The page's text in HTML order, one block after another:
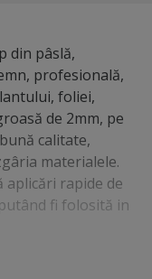
din pâslă,
profesională,
foliei,
de 2mm, pe
calitate,
materialele.
aplicări rapide de
fi folosită in